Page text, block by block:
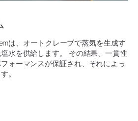
は、オートクレーブで蒸気を生成す
水を供給します。 その結果、一貫性
ォーマンスが保証され、それによっ
。